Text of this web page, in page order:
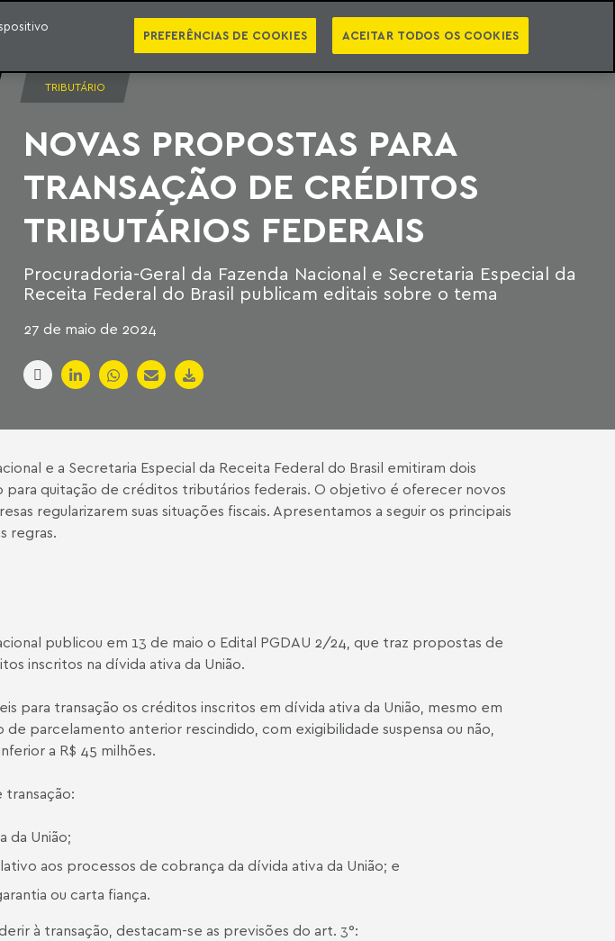
EBOOKS PODCASTS NEWSLETTER VIDEOCASTS PT EN CATEGORIAS
TRIBUTÁRIO
NOVAS PROPOSTAS PARA
TRANSAÇÃO DE CRÉDITOS
TRIBUTÁRIOS FEDERAIS
Procuradoria-Geral da Fazenda Nacional e Secretaria Especial da
Receita Federal do Brasil publicam editais sobre o tema
27 de maio de 2024
e a Secretaria Especial da Receita Federal do Brasil emitiram dois
para quitação de créditos tributários federais. O objetivo é oferecer novos
regularizarem suas situações fiscais. Apresentamos a seguir os principais
regras.
publicou em 13 de maio o Edital PGDAU 2/24, que traz propostas de
inscritos na dívida ativa da União.
para transação os créditos inscritos em dívida ativa da União, mesmo em
de parcelamento anterior rescindido, com exigibilidade suspensa ou não,
a R$ 45 milhões.
da União;
aos processos de cobrança da dívida ativa da União; e
ou carta fiança.
à transação, destacam-se as previsões do art. 3°:
PREFERÊNCIAS DE COOKIES ACEITAR TODOS OS COOKIES